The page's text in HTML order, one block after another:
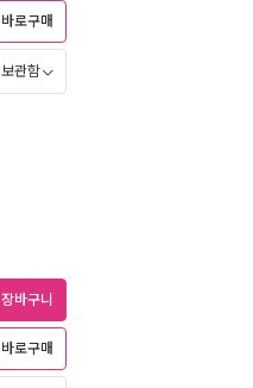
바로구매
보관함
장바구니
바로구매